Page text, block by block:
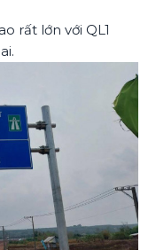
rất lớn với QL1